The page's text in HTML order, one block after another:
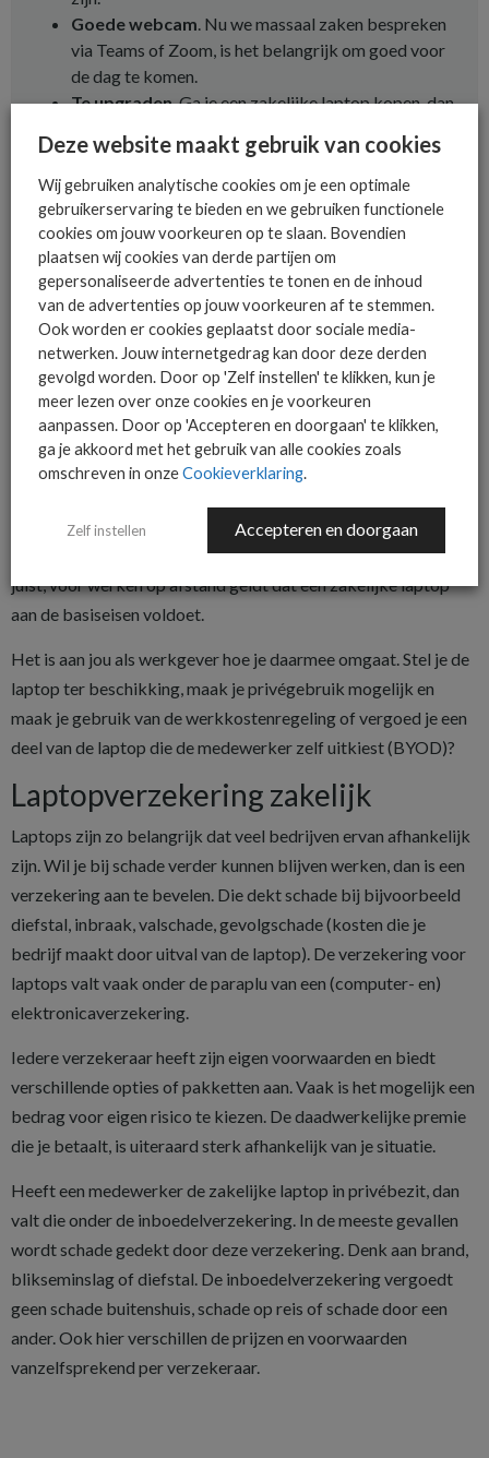
Goede webcam. Nu we massaal zaken bespreken
via Teams of Zoom, is het belangrijk om goed voor
de dag te komen.
Te upgraden. Ga je een zakelijke laptop kopen, dan
breiden is met extra geheugen en waarbij de accu en
de SSD-schijf te vervangen zijn.
Garantie. Hoe lang is de garantieperiode? Worden
de laptops bij een defect direct vervangen? Wordt
de laptop opgehaald en teruggebracht? Allemaal
zaken om rekening mee te houden bij het kiezen van
een zakelijke laptop.
Laptop van de zaak thuis
gebruiken
Sinds we steeds meer op afstand werken, vervaagt het verschil
thuiswerkplek. De laptop is meestal dan ook te beschouwen
als een noodzakelijke voorziening voor werknemers. Ook, of
juist, voor werken op afstand geldt dat een zakelijke laptop
aan de basiseisen voldoet.
Het is aan jou als werkgever hoe je daarmee omgaat. Stel je de
laptop ter beschikking, maak je privégebruik mogelijk en
maak je gebruik van de werkkostenregeling of vergoed je een
deel van de laptop die de medewerker zelf uitkiest (BYOD)?
Laptopverzekering zakelijk
Laptops zijn zo belangrijk dat veel bedrijven ervan afhankelijk
zijn. Wil je bij schade verder kunnen blijven werken, dan is een
verzekering aan te bevelen. Die dekt schade bij bijvoorbeeld
diefstal, inbraak, valschade, gevolgschade (kosten die je
bedrijf maakt door uitval van de laptop). De verzekering voor
laptops valt vaak onder de paraplu van een (computer- en)
elektronicaverzekering.
Iedere verzekeraar heeft zijn eigen voorwaarden en biedt
verschillende opties of pakketten aan. Vaak is het mogelijk een
bedrag voor eigen risico te kiezen. De daadwerkelijke premie
die je betaalt, is uiteraard sterk afhankelijk van je situatie.
Heeft een medewerker de zakelijke laptop in privébezit, dan
valt die onder de inboedelverzekering. In de meeste gevallen
wordt schade gedekt door deze verzekering. Denk aan brand,
blikseminslag of diefstal. De inboedelverzekering vergoedt
geen schade buitenshuis, schade op reis of schade door een
ander. Ook hier verschillen de prijzen en voorwaarden
vanzelfsprekend per verzekeraar.
Deze website maakt gebruik van cookies
Wij gebruiken analytische cookies om je een optimale
gebruikerservaring te bieden en we gebruiken functionele
cookies om jouw voorkeuren op te slaan. Bovendien
plaatsen wij cookies van derde partijen om
gepersonaliseerde advertenties te tonen en de inhoud
van de advertenties op jouw voorkeuren af te stemmen.
Ook worden er cookies geplaatst door sociale media-
netwerken. Jouw internetgedrag kan door deze derden
gevolgd worden. Door op 'Zelf instellen' te klikken, kun je
meer lezen over onze cookies en je voorkeuren
aanpassen. Door op 'Accepteren en doorgaan' te klikken,
ga je akkoord met het gebruik van alle cookies zoals
omschreven in onzeCookieverklaring.
Zelf instellen Accepteren en doorgaan